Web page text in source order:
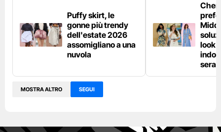
Puffy skirt, le
gonne più trendy
dell'estate 2026
assomigliano a una
nuvola
look
sera
MOSTRA ALTRO SEGUI